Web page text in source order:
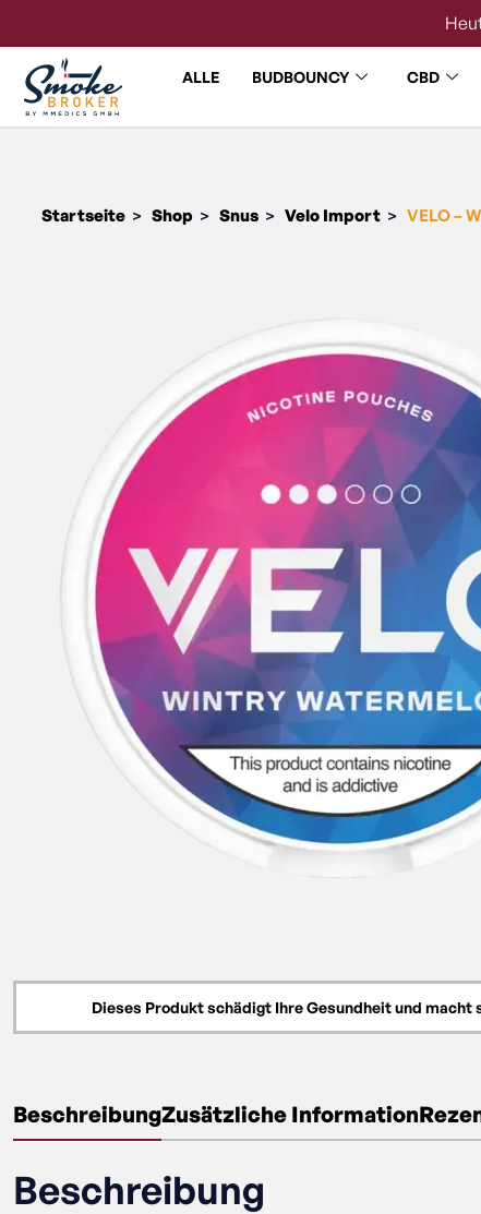
ALLE BUDBOUNCY CBD
Startseite > Shop > Snus > Velo Import > VELO –
Dieses Produkt schädigt Ihre Gesundheit und macht
BeschreibungZusätzliche Information
Beschreibung